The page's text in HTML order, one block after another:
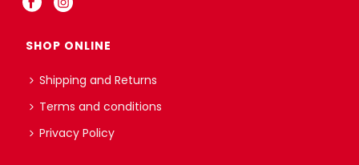
SHOP ONLINE
Shipping and Returns
Terms and conditions
Privacy Policy